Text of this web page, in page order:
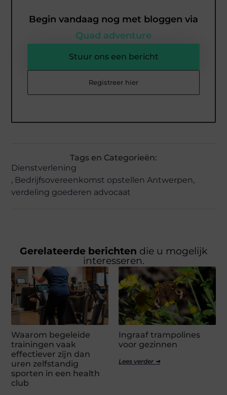
Begin vandaag nog met bloggen via
Quad adventure
Stuur ons een bericht
Registreer hier
Tags en Categorieën:
Dienstverlening
, Bedrijfsovereenkomst opstellen Antwerpen,
verdeling goederen advocaat
Gerelateerde berichten die u mogelijk
interesseren.
Waarom begeleide
trainingen vaak
effectiever zijn dan
uren zelfstandig
sporten in een health
club
Ingraaf trampolines
voor gezinnen
Lees verder ➜